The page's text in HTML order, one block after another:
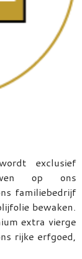
exclusief
op ons
familiebedrijf
bewaken.
extra vierge
rijke erfgoed,